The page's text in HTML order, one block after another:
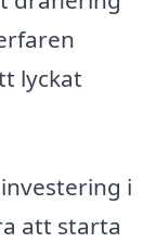
lyckat
i
att starta